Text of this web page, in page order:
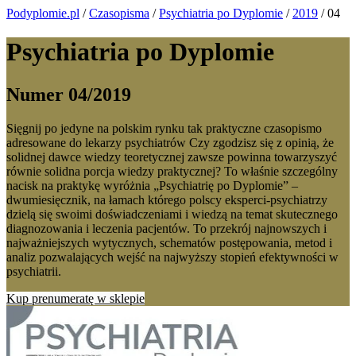
Podyplomie.pl /Czasopisma /Psychiatria po Dyplomie / 2019 / 04
Psychiatria po Dyplomie
Numer 04/2019
Sięgnij po jedyne na polskim rynku tak praktyczne czasopismo
adresowane do lekarzy psychiatrów Czy zgodzisz się z opinią, że
solidnej dawce wiedzy teoretycznej zawsze powinna towarzyszyć
równie solidna porcja wiedzy praktycznej? To właśnie szczególny
nacisk na praktykę wyróżnia „Psychiatrię po Dyplomie” –
dwumiesięcznik, na łamach którego polscy eksperci-psychiatrzy
dzielą się swoimi doświadczeniami i wiedzą na temat skutecznego
diagnozowania i leczenia pacjentów. To przekrój najnowszych i
najważniejszych wytycznych, schematów postępowania, metod i
analiz pozwalających wejść na najwyższy stopień efektywności w
psychiatrii.
Kup prenumeratę w sklepie